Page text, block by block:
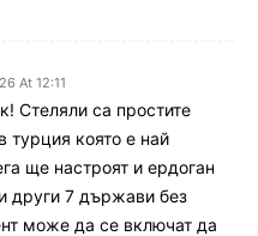
At 12:11
Стеляли са простите
турция която е най
ще настроят и ердоган
други 7 държави без
може да се включат да